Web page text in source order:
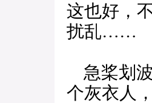
这也好，
扰乱……
急桨划
个灰衣人